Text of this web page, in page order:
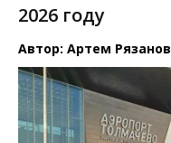
2026 году
Автор: Артем Рязанов